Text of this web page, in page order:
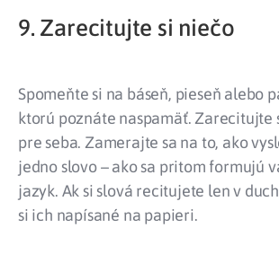
9. Zarecitujte si niečo
Spomeňte si na báseň, pieseň alebo
ktorú poznáte naspamäť. Zarecitujte
pre seba. Zamerajte sa na to, ako
jedno slovo – ako sa pritom formujú
jazyk. Ak si slová recitujete len v
si ich napísané na papieri.